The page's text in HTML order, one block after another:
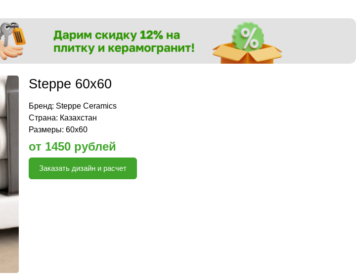
Steppe 60x60
Бренд: Steppe Ceramics
Страна: Казахстан
Размеры: 60x60
от 1450 рублей
Заказать дизайн и расчет